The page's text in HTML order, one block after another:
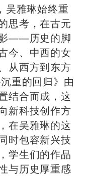
雅琳始终重
思考，在古元
——历史的脚
今、中西的女
从西方到东方
重的回归》由
结合而成，这
新科技创作方
在吴雅琳的这
时包容新兴技
学生们的作品
与历史厚重感